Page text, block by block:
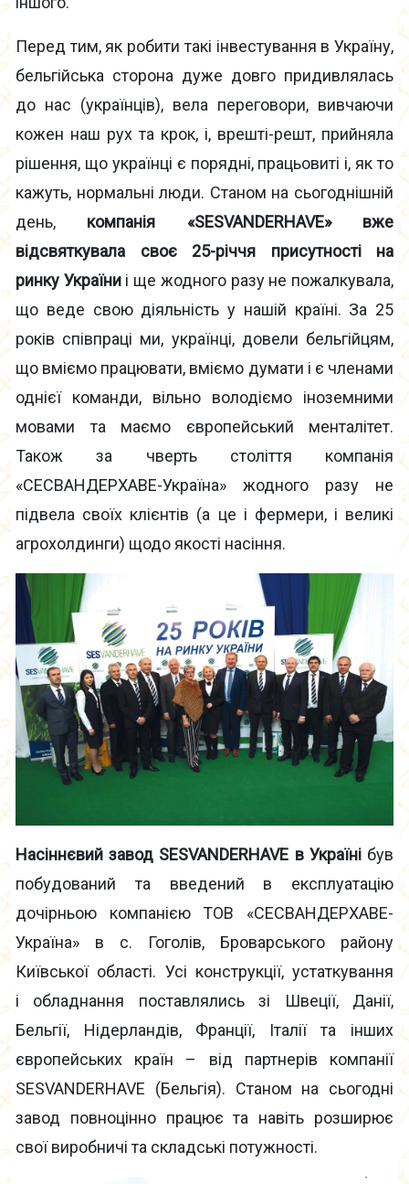
Перед тим, як робити такі інвестування в Україну,
бельгійська сторона дуже довго придивлялась
до нас (українців), вела переговори, вивчаючи
кожен наш рух та крок, і, врешті-решт, прийняла
рішення, що українці є порядні, працьовиті і, як то
кажуть, нормальні люди. Станом на сьогоднішній
день, компанія «SESVANDERHAVE» вже
відсвяткувала своє 25-річчя присутності на
ринку Україниі ще жодного разу не пожалкувала,
що веде свою діяльність у нашій країні. За 25
років співпраці ми, українці, довели бельгійцям,
що вміємо працювати, вміємо думати і є членами
однієї команди, вільно володіємо іноземними
мовами та маємо європейський менталітет.
Також за чверть століття компанія
«СЕСВАНДЕРХАВЕ-Україна» жодного разу не
підвела своїх клієнтів (а це і фермери, і великі
агрохолдинги) щодо якості насіння.
Насіннєвий завод SESVANDERHAVE в Українібув
побудований та введений в експлуатацію
дочірньою компанією ТОВ «СЕСВАНДЕРХАВЕ-
Україна» в с. Гоголів, Броварського району
Київської області. Усі конструкції, устаткування
і обладнання поставлялись зі Швеції, Данії,
Бельгії, Нідерландів, Франції, Італії та інших
європейських країн – від партнерів компанії
SESVANDERHAVE (Бельгія). Станом на сьогодні
завод повноцінно працює та навіть розширює
свої виробничі та складські потужності.